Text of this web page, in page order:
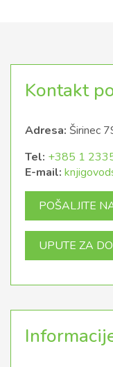
Kontakt
Adresa: Širinec
Tel: +385 1
E-mail:
POŠALJITE
UPUTE ZA